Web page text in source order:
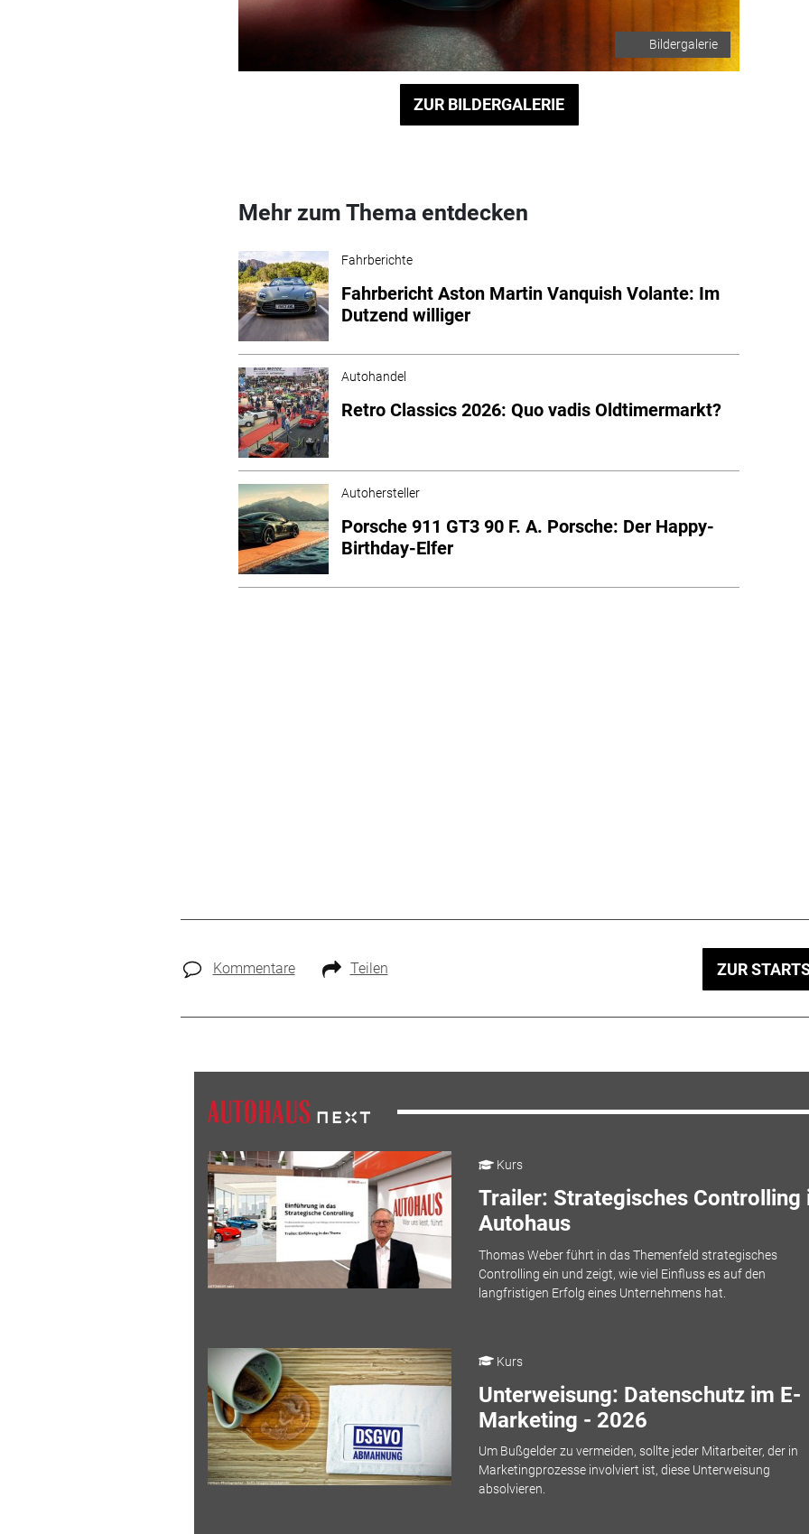
Bildergalerie
ZUR BILDERGALERIE
Mehr zum Thema entdecken
Fahrberichte
Fahrbericht Aston Martin Vanquish Volante: Im
Dutzend williger
Autohandel
Retro Classics 2026: Quo vadis Oldtimermarkt?
Autohersteller
Porsche 911 GT3 90 F. A. Porsche: Der Happy-
Birthday-Elfer
Kommentare Teilen ZUR
Kurs
Trailer: Strategisches Controlling
Autohaus
Thomas Weber führt in das Themenfeld strategisches
Controlling ein und zeigt, wie viel Einfluss es auf den
langfristigen Erfolg eines Unternehmens hat.
Kurs
Unterweisung: Datenschutz im E-
Marketing - 2026
Um Bußgelder zu vermeiden, sollte jeder Mitarbeiter, der in
Marketingprozesse involviert ist, diese Unterweisung
absolvieren.